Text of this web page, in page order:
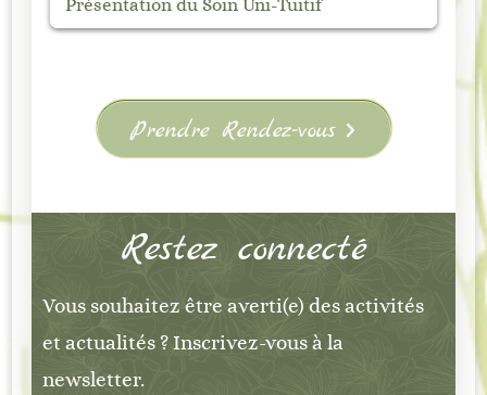
août
Prendre Rendez-vous
Restez connecté
Vous souhaitez être averti(e) des activités
et actualités ? Inscrivez-vous à la
newsletter.